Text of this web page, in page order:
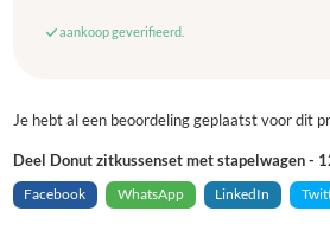
aankoop geverifieerd.
Je hebt al een beoordeling geplaatst voor dit
Deel Donut zitkussenset met stapelwagen -
Facebook
WhatsApp LinkedIn